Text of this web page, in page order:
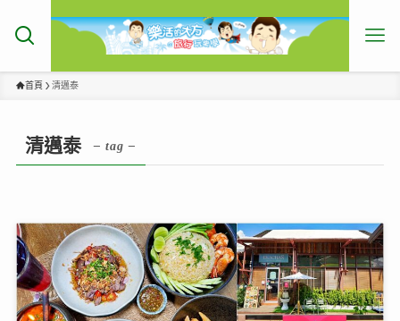
首頁 清邁泰
清邁泰 – tag –